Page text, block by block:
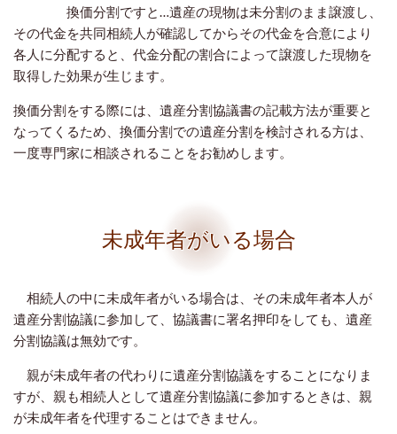
換価分割ですと…遺産の現物は未分割のまま譲渡し、
その代金を共同相続人が確認してからその代金を合意により
各人に分配すると、代金分配の割合によって譲渡した現物を
取得した効果が生じます。
換価分割をする際には、遺産分割協議書の記載方法が重要と
なってくるため、換価分割での遺産分割を検討される方は、
一度専門家に相談されることをお勧めします。
未成年者がいる場合
相続人の中に未成年者がいる場合は、その未成年者本人が
遺産分割協議に参加して、協議書に署名押印をしても、遺産
分割協議は無効です。
親が未成年者の代わりに遺産分割協議をすることになりま
すが、親も相続人として遺産分割協議に参加するときは、親
が未成年者を代理することはできません。